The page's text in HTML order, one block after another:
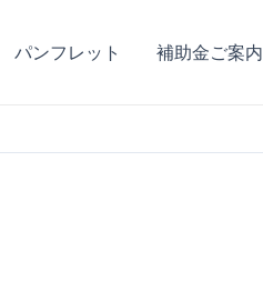
パンフレット 補助金ご案内